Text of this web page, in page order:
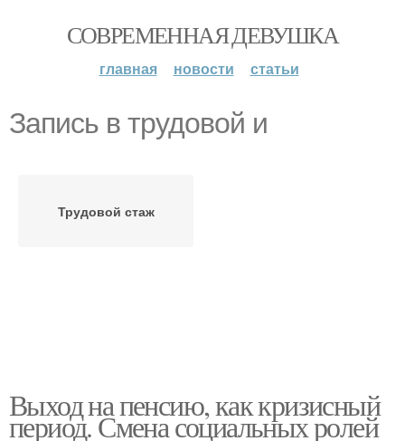
СОВРЕМЕННАЯ ДЕВУШКА
главная новости статьи
Запись в трудовой и
Трудовой стаж
Выход на пенсию, как кризисный
период. Смена социальных ролей